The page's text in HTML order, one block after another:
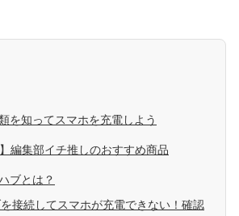
を知ってスマホを充電しよう
】編集部イチ推しのおすすめ商品
ブとは？
接続してスマホが充電できない！確認